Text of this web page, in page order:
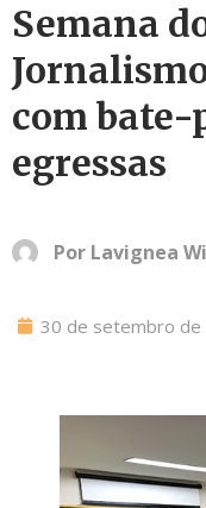
Semana
com bate-
egressas
Por Lavignea
30 de setembro de